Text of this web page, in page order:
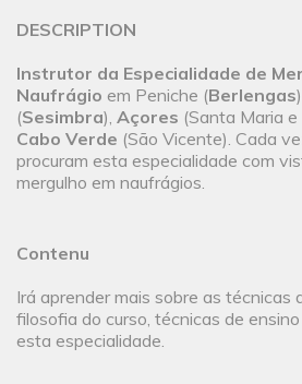
DESCRIPTION
Instrutor da Especialidade de
Naufrágio em Peniche (Berlengas
(Sesimbra), Açores (Santa Maria e
Cabo Verde (São Vicente). Cada
procuram esta especialidade com
mergulho em naufrágios.
Contenu
Irá aprender mais sobre as técnicas
filosofia do curso, técnicas de
esta especialidade.